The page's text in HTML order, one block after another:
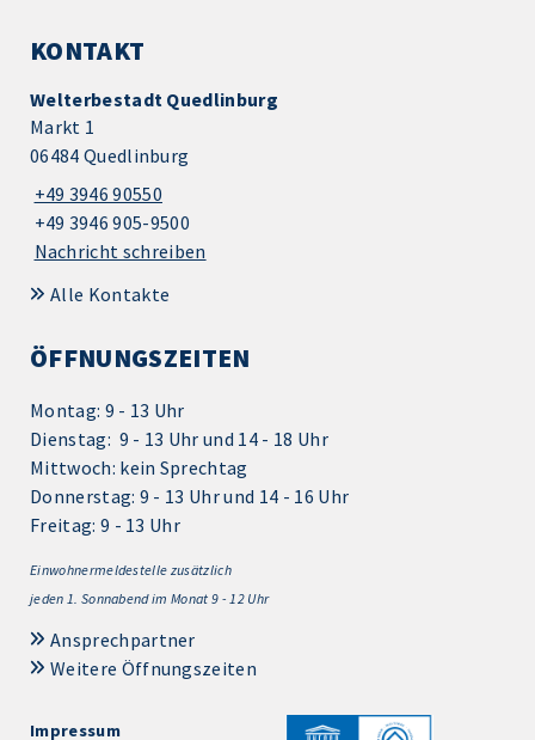
KONTAKT
Welterbestadt Quedlinburg
Markt 1
06484 Quedlinburg
+49 3946 90550
+49 3946 905-9500
Nachricht schreiben
Alle Kontakte
ÖFFNUNGSZEITEN
Montag: 9 - 13 Uhr
Dienstag: 9 - 13 Uhr und 14 - 18 Uhr
Mittwoch: kein Sprechtag
Donnerstag: 9 - 13 Uhr und 14 - 16 Uhr
Freitag: 9 - 13 Uhr
Einwohnermeldestelle zusätzlich
jeden 1. Sonnabend im Monat 9 - 12 Uhr
Ansprechpartner
Weitere Öffnungszeiten
Impressum